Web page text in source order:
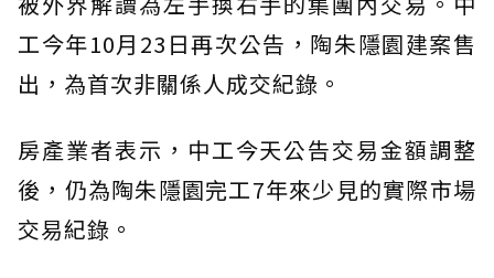
工今年10月23日再次公告，陶朱隱園建案售
出，為首次非關係人成交紀錄。
房產業者表示，中工今天公告交易金額調整
後，仍為陶朱隱園完工7年來少見的實際市場
交易紀錄。